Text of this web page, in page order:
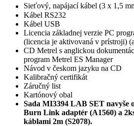
Sieťový, napájací kábel (3 x 1,5
Kábel RS232
Kábel USB
Licencia základnej verzie PC
(licencia je aktivovaná v prístroji)
CD Metrel s anglickou
program Metrel ES Manager
Návod v českom jazyku na CD
Kalibračný certifikát
Záručný list
Kartónový obal
Sada MI3394 LAB SET navyše
Burn Link adaptér (A1560) a
káblami 2m (S2078).